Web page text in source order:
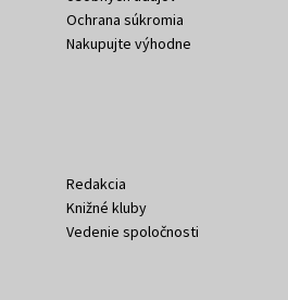
Ochrana súkromia
Nakupujte výhodne
Redakcia
Knižné kluby
Vedenie spoločnosti